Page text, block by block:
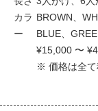
カラ
ー
BROWN、
BLUE、
¥15,000 〜
※ 価格は全て